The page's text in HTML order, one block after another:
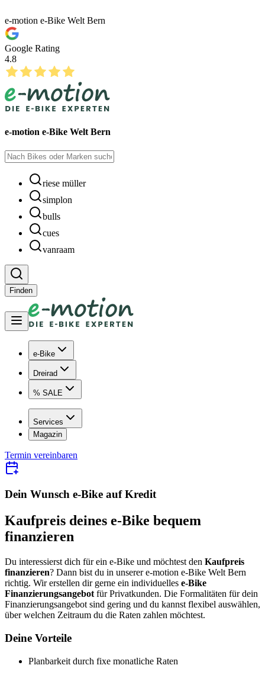
e-motion e-Bike Welt Bern
Google Rating
4.8
e-motion e-Bike Welt Bern
riese müller
simplon
bulls
cues
vanraam
Finden
e-Bike
Dreirad
% SALE
Services
Magazin
Termin vereinbaren
Dein Wunsch e-Bike auf Kredit
Kaufpreis deines e-Bike bequem
finanzieren
Du interessierst dich für ein e-Bike und möchtest den Kaufpreis
finanzieren? Dann bist du in unserer e-motion e-Bike Welt Bern
richtig. Wir erstellen dir gerne ein individuelles e-Bike
Finanzierungsangebot für Privatkunden. Die Formalitäten für dein
Finanzierungsangebot sind gering und du kannst flexibel auswählen,
über welchen Zeitraum du die Raten zahlen möchtest.
Deine Vorteile
Planbarkeit durch fixe monatliche Raten